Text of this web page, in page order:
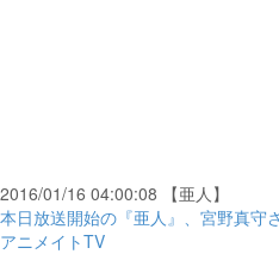
2016/01/16 04:00:08 【亜人】
本日放送開始の『亜人』、宮野真守
アニメイトTV